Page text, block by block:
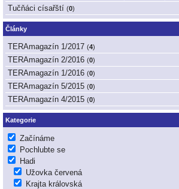
Tučňáci císařští (0)
Články
TERAmagazín 1/2017 (4)
TERAmagazín 2/2016 (0)
TERAmagazín 1/2016 (0)
TERAmagazín 5/2015 (0)
TERAmagazín 4/2015 (0)
Kategorie
Začínáme
Pochlubte se
Hadi
Užovka červená
Krajta královská